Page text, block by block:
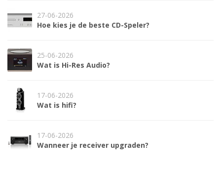
27-06-2026
Hoe kies je de beste CD-Speler?
25-06-2026
Wat is Hi-Res Audio?
17-06-2026
Wat is hifi?
17-06-2026
Wanneer je receiver upgraden?